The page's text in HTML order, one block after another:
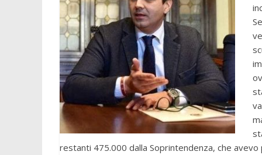
restanti 475.000 dalla Soprintendenza, che